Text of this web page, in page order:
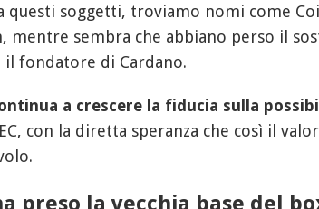
questi soggetti, troviamo nomi come
mentre sembra che abbiano perso il
il fondatore di Cardano.
a crescere la fiducia sulla
con la diretta speranza che così il
preso la vecchia base del